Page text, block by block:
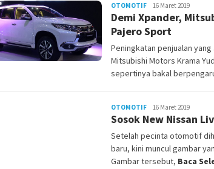
OTOMOTIF Admin
16 Maret 2019
Demi Xpander,
Pajero Sport
Peningkatan penjualan
Mitsubishi Motors Krama
sepertinya bakal
OTOMOTIF Admin
16 Maret 2019
Sosok New Nissan
Setelah pecinta otomotif
baru, kini muncul gambar
Gambar tersebut, Baca